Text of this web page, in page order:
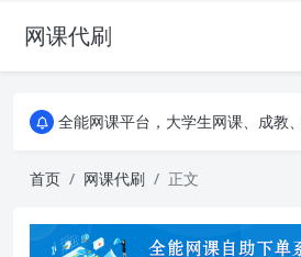
网课代刷
AI论文写作平台，根据真实文献内容
全能网课平台，大学生网课、成教、培训、继续教
全能网课平台，大学生网课、成教、培训、继续教
首页 网课代刷 正文